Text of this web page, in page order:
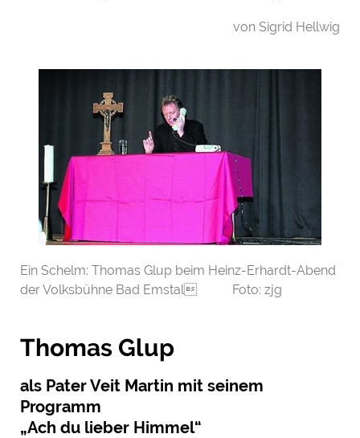
von Sigrid Hellwig
Ein Schelm: Thomas Glup beim Heinz-Erhardt-Abend
der Volksbühne Bad Emstal Foto: zjg
Thomas Glup
als Pater Veit Martin mit seinem
Programm
„Ach du lieber Himmel“